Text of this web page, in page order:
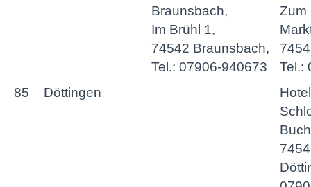
Braunsbach,
Im Brühl 1,
74542 Braunsbach,
Tel.: 07906-940673
Zum
Tel.:
85
Döttingen